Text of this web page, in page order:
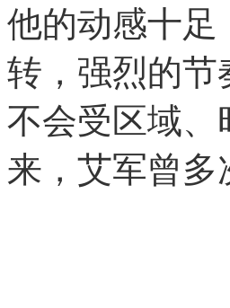
他的动感十
转，强烈的
不会受区域
来，艾军曾